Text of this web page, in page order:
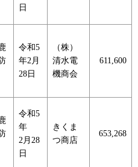
日
令和5
年2月
28日
（株）
清水電
機商会
611,600
令和5
年
2月28
日
きくま
つ商店
653,268